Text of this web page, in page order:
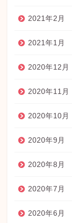
2021年2月
2021年1月
2020年12月
2020年11月
2020年10月
2020年9月
2020年8月
2020年7月
2020年6月